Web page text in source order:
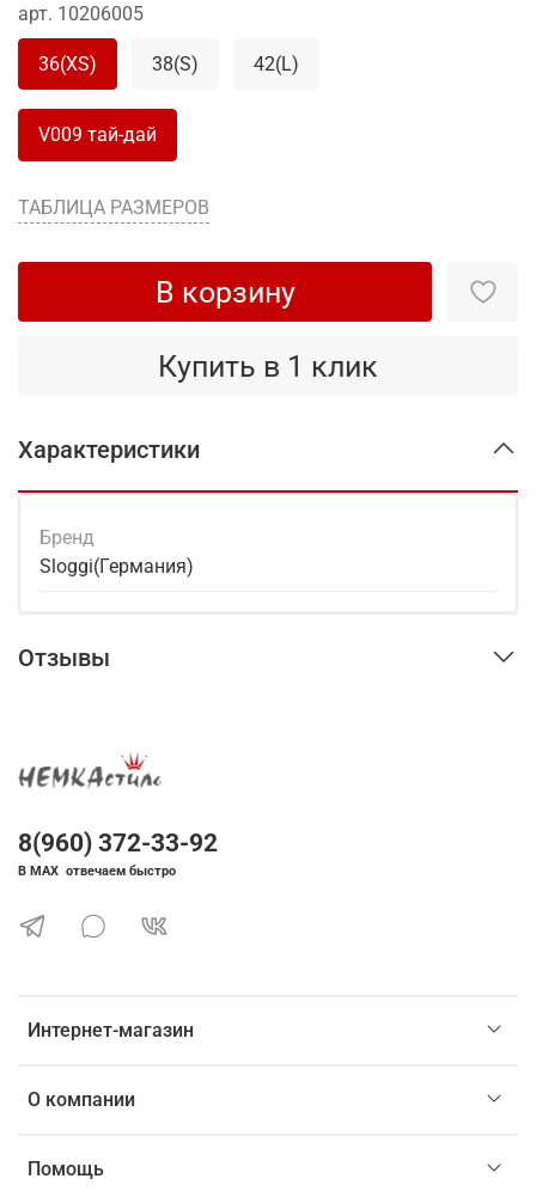
арт. 10206005
ТАБЛИЦА РАЗМЕРОВ
В корзину
Купить в 1 клик
36(XS) 38(S) 42(L)
V009 тай-дай
Характеристики
Бренд
Sloggi(Германия)
Отзывы
Интернет-магазин
О компании
Помощь
8(960) 372-33-92
В MAX отвечаем быстро